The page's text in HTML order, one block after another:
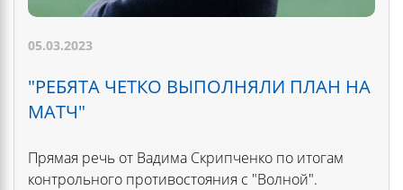
05.03.2023
"РЕБЯТА ЧЕТКО ВЫПОЛНЯЛИ ПЛАН НА
МАТЧ"
Прямая речь от Вадима Скрипченко по итогам
контрольного противостояния с "Волной".